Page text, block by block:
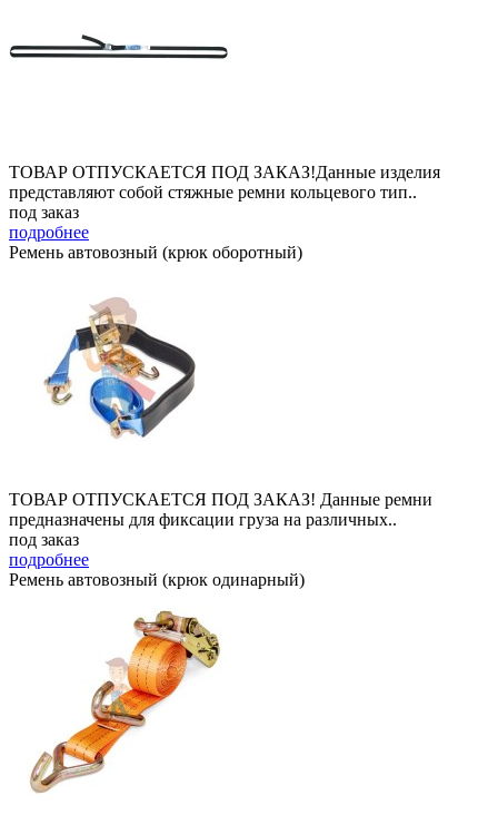
ТОВАР ОТПУСКАЕТСЯ ПОД ЗАКАЗ!Данные изделия
представляют собой стяжные ремни кольцевого тип..
под заказ
подробнее
Ремень автовозный (крюк оборотный)
ТОВАР ОТПУСКАЕТСЯ ПОД ЗАКАЗ! Данные ремни
предназначены для фиксации груза на различных..
под заказ
подробнее
Ремень автовозный (крюк одинарный)